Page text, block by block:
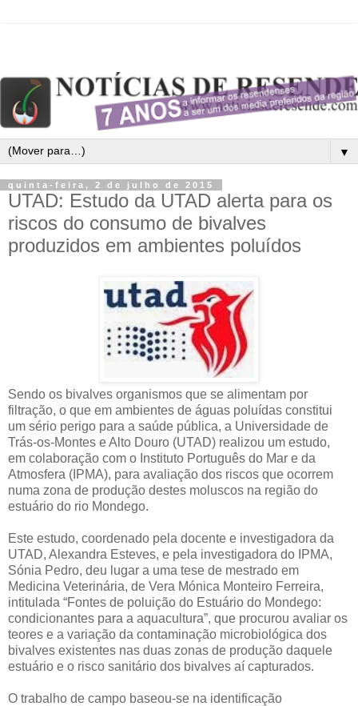
▼
quinta-feira, 2 de julho de 2015
UTAD: Estudo da UTAD alerta para os
riscos do consumo de bivalves
produzidos em ambientes poluídos
Sendo os bivalves organismos que se alimentam por
filtração, o que em ambientes de águas poluídas constitui
um sério perigo para a saúde pública, a Universidade de
Trás-os-Montes e Alto Douro (UTAD) realizou um estudo,
em colaboração com o Instituto Português do Mar e da
Atmosfera (IPMA), para avaliação dos riscos que ocorrem
numa zona de produção destes moluscos na região do
estuário do rio Mondego.
Este estudo, coordenado pela docente e investigadora da
UTAD, Alexandra Esteves, e pela investigadora do IPMA,
Sónia Pedro, deu lugar a uma tese de mestrado em
Medicina Veterinária, de Vera Mónica Monteiro Ferreira,
intitulada “Fontes de poluição do Estuário do Mondego:
condicionantes para a aquacultura”, que procurou avaliar os
teores e a variação da contaminação microbiológica dos
bivalves existentes nas duas zonas de produção daquele
estuário e o risco sanitário dos bivalves aí capturados.
O trabalho de campo baseou-se na identificação